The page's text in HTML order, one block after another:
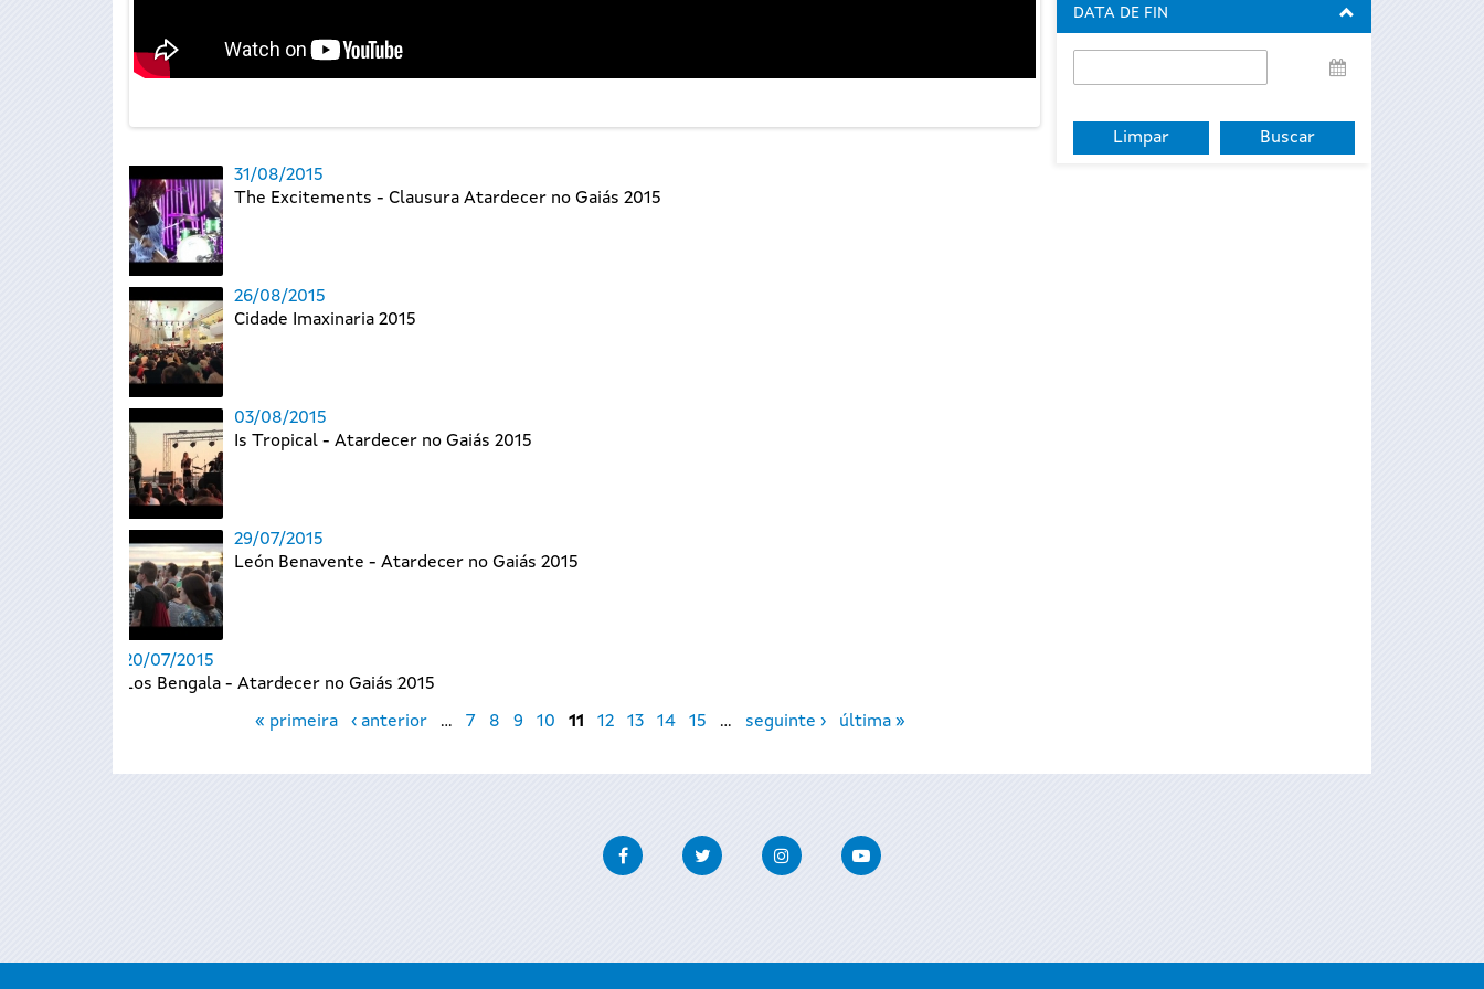
31/08/2015
The Excitements - Clausura Atardecer no Gaiás 2015
26/08/2015
Cidade Imaxinaria 2015
03/08/2015
Is Tropical - Atardecer no Gaiás 2015
29/07/2015
León Benavente - Atardecer no Gaiás 2015
20/07/2015
Los Bengala - Atardecer no Gaiás 2015
« primeira ‹ anterior … 7 8 9 10 11 12 13 14 15 … seguinte › última »
DATA DE FIN
de
FacebookTwitter InstagramYoutube